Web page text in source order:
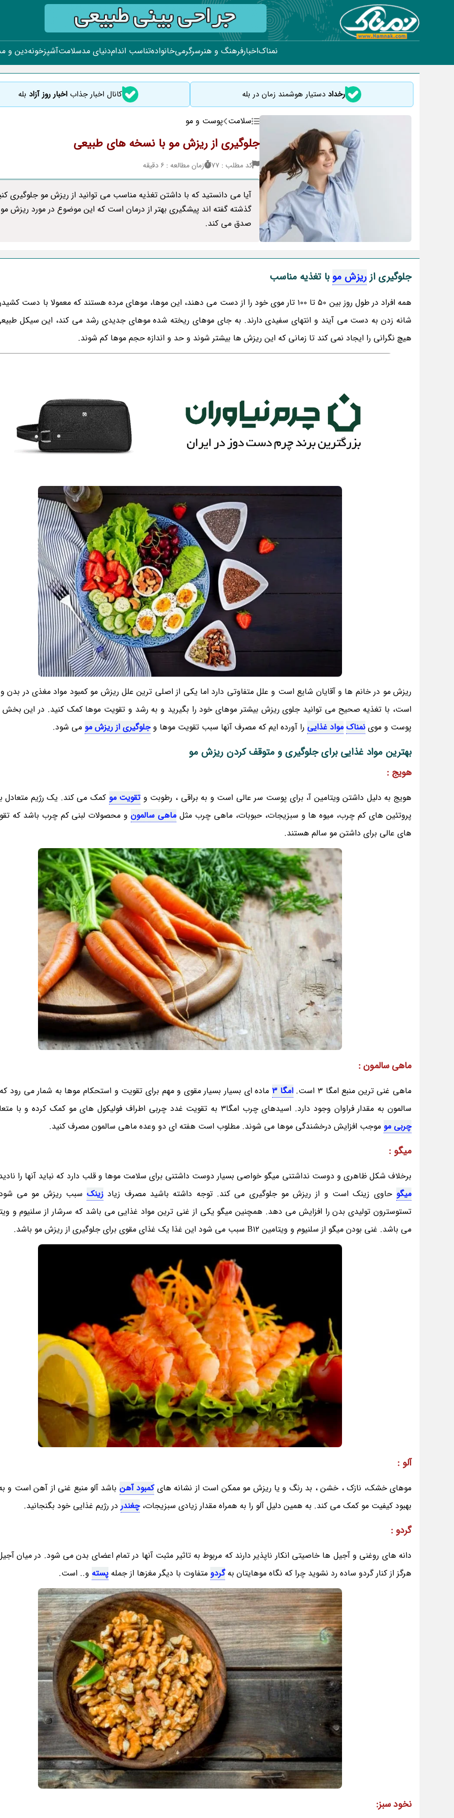
نمناکاخبارفرهنگ و هنرسرگرمیخانوادهتناسب اندامدنیای مدسلامتآشپزخونهدین و
رخداد دستیار هوشمند زمان در بله کانال اخبار جذاب اخبار روز آزاد بله
سلامت پوست و مو
جلوگیری از ریزش مو با نسخه های طبیعی
کد مطلب : 77 زمان مطالعه : 6 دقیقه
آیا می دانستید که با داشتن تغذیه مناسب می توانید از ریزش مو جلوگیری
گذشته گفته اند پیشگیری بهتر از درمان است که این موضوع در مورد ریزش مو
صدق می کند.
جلوگیری ازریزش موبا تغذیه مناسب
همه افراد در طول روز بین 50 تا 100 تار موی خود را از دست می دهند، این موها، موهای مرده هستند که معمولا با دست
شانه زدن به دست می آیند و انتهای سفیدی دارند. به جای موهای ریخته شده موهای جدیدی رشد می کند، این سیکل
هیچ نگرانی را ایجاد نمی کند تا زمانی که این ریزش ها بیشتر شوند و حد و اندازه حجم موها کم شوند.
ریزش مو در خانم ها و آقایان شایع است و علل متفاوتی دارد اما یکی از اصلی ترین علل ریزش مو کمبود مواد مغذی در بدن
است، با تغذیه صحیح می توانید جلوی ریزش بیشتر موهای خود را بگیرید و به رشد و تقویت موها کمک کنید. در این بخش
پوست و موی نمناک مواد غذایی را آورده ایم که مصرف آنها سبب تقویت موها وجلوگیری از ریزش مو می شود.
بهترین مواد غذایی برای جلوگیری و متوقف کردن ریزش مو
هویج :
هویج به دلیل داشتن ویتامین آ، برای پوست سر عالی است و به براقی ، رطوبت وتقویت مو کمک می کند. یک رژیم متعادل
پروتئین های کم چرب، میوه ها و سبزیجات، حبوبات، ماهی چرب مثل ماهی سالمونو محصولات لبنی کم چرب باشد که
های عالی برای داشتن مو سالم هستند.
ماهی سالمون :
ماهی غنی ترین منبع امگا 3 است. امگا 3
ماده ای بسیار بسیار مقوی و مهم برای تقویت و استحکام موها به شمار می رود
سالمون به مقدار فراوان وجود دارد. اسیدهای چرب امگا3 به تقویت غدد چربی اطراف فولیکول های مو کمک کرده و با متعادل سازی
چربی مو موجب افزایش درخشندگی موها می شوند. مطلوب است هفته ای دو وعده ماهی سالمون مصرف کنید.
میگو :
برخلاف شکل ظاهری و دوست نداشتنی میگو خواصی بسیار دوست داشتنی برای سلامت موها و قلب دارد که نباید آنها را
میگو حاوی زینک است و از ریزش مو جلوگیری می کند. توجه داشته باشید مصرف زیاد زینکسبب ریزش مو می شود
می باشد. غنی بودن میگو از سلنیوم و ویتامین B12 سبب می شود این غذا یک غذای مقوی برای جلوگیری از ریزش مو باشد.
آلو :
موهای خشک، نازک ، خشن ، بد رنگ و یا ریزش مو ممکن است از نشانه هایکمبود آهن باشد آلو منبع غنی از آهن است و
بهبود کیفیت مو کمک می کند. به همین دلیل آلو را به همراه مقدار زیادی سبزیجات،چغندر در رژیم غذایی خود بگنجانید.
گردو :
دانه های روغنی و آجیل ها خاصیتی انکار ناپذیر دارند که مربوط به تاثیر مثبت آنها در تمام اعضای بدن می شود. در میان
هرگز از کنار گردو ساده رد نشوید چرا که نگاه موهایتان بهگردو متفاوت با دیگر مغزها از جمله پسته و.. است.
نخود سبز: